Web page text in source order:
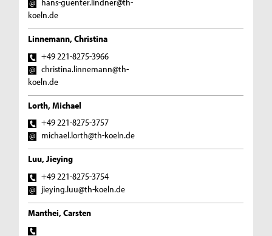
koeln.de
Linnemann, Christina
+49 221-8275-3966
christina.linnemann@th-
koeln.de
Lorth, Michael
+49 221-8275-3757
michael.lorth@th-koeln.de
Luu, Jieying
+49 221-8275-3754
jieying.luu@th-koeln.de
Manthei, Carsten